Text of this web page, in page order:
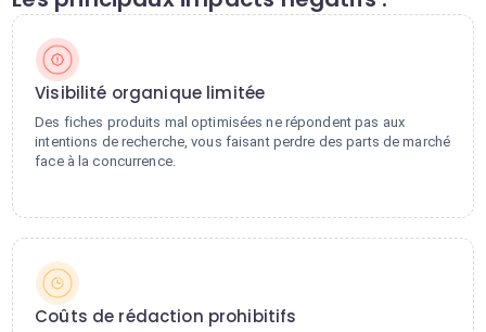
Visibilité organique limitée
Des fiches produits mal optimisées ne répondent pas aux
intentions de recherche, vous faisant perdre des parts de marché
face à la concurrence.
Coûts de rédaction prohibitifs